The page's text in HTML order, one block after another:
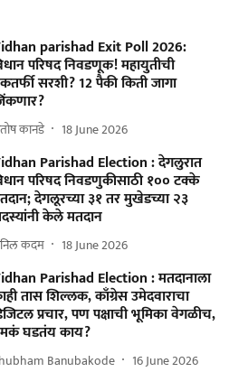
parishad Exit Poll 2026:
परिषद निवडणूक! महायुतीची
सरशी? 12 पैकी किती जागा
कानडे 18 June 2026
Parishad Election : देगलुरात
परिषद निवडणुकीसाठी १०० टक्के
देगलूरच्या ३१ तर मुखेडच्या २३
केले मतदान
कदम 18 June 2026
Parishad Election : मतदानाला
तास शिल्लक, काँग्रेस उमेदवाराचा
प्रचार, पण पक्षाची भूमिका वेगळीच,
घडतंय काय?
Banubakode 16 June 2026